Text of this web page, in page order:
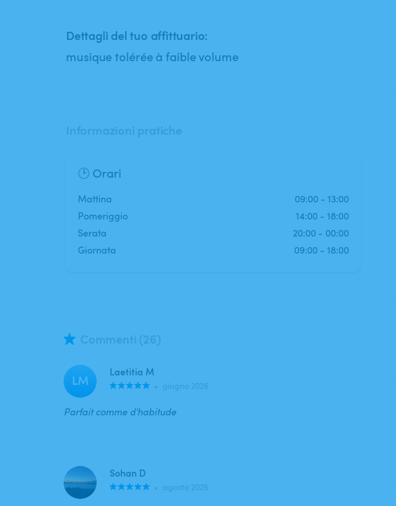
Dettagli del tuo affittuario:
musique tolérée à faible volume
🕑 Orari
mattina 09:00 - 13:00
pomeriggio
14:00 - 18:00
serata
20:00 - 00:00
Giornata
09:00 - 18:00
LM Laetitia M
Parfait comme d'habitude
Sohan D